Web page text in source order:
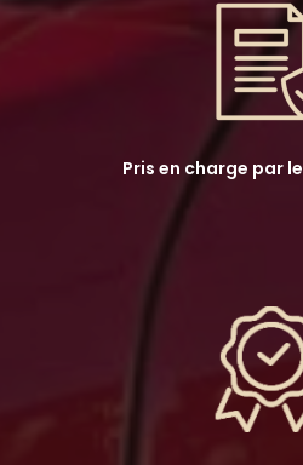
Pris en charge par